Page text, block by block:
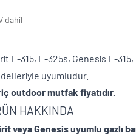
dahil
E-315, E-325s, Genesis E-
outdoor
HAKKINDA
veya Genesis uyumlu gazlı